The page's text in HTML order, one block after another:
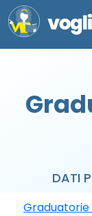
DATI
Graduatorie